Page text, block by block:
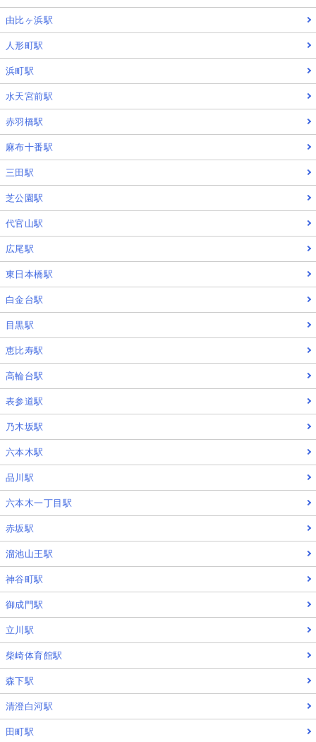
由比ヶ浜駅
人形町駅
浜町駅
水天宮前駅
赤羽橋駅
麻布十番駅
三田駅
芝公園駅
代官山駅
広尾駅
東日本橋駅
白金台駅
目黒駅
恵比寿駅
高輪台駅
表参道駅
乃木坂駅
六本木駅
品川駅
六本木一丁目駅
赤坂駅
溜池山王駅
神谷町駅
御成門駅
立川駅
柴崎体育館駅
森下駅
清澄白河駅
田町駅